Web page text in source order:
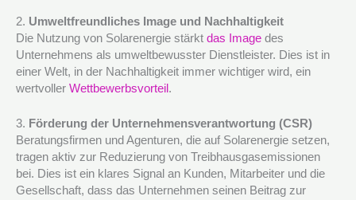
2. Umweltfreundliches Image und Nachhaltigkeit
Die Nutzung von Solarenergie stärkt das Image des
Unternehmens als umweltbewusster Dienstleister. Dies ist in
einer Welt, in der Nachhaltigkeit immer wichtiger wird, ein
wertvoller Wettbewerbsvorteil .
3. Förderung der Unternehmensverantwortung (CSR)
Beratungsfirmen und Agenturen, die auf Solarenergie setzen,
tragen aktiv zur Reduzierung von Treibhausgasemissionen
bei. Dies ist ein klares Signal an Kunden, Mitarbeiter und die
Gesellschaft, dass das Unternehmen seinen Beitrag zur